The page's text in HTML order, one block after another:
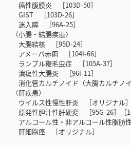
癌性腹膜炎 ［103D-50］
GIST ［103D-26］
迷入膵 ［96A-25］
〈小腸・結腸疾患〉
大腸結核 ［95D-24］
アメーバ赤痢 ［104I-66］
ランブル鞭毛虫症 ［105A-37］
潰瘍性大腸炎 ［96I-11］
消化管カルチノイド（大腸カルチノ
〈肝疾患〉
ウイルス性慢性肝炎 ［オリジナル］
原発性胆汁性肝硬変 ［95G-26］［
アルコール性・非アルコール性脂肪
肝細胞癌 ［オリジナル］